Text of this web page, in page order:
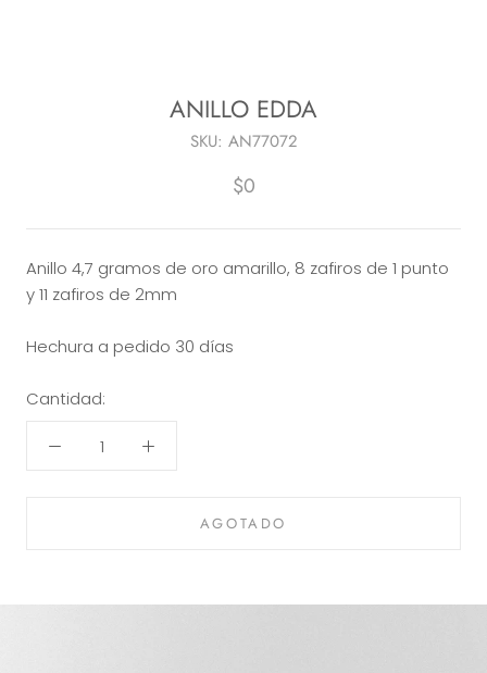
ANILLO EDDA
SKU: AN77072
$0
Anillo 4,7 gramos de oro amarillo, 8 zafiros de 1 punto
y 11 zafiros de 2mm
Hechura a pedido 30 días
Cantidad:
AGOTADO